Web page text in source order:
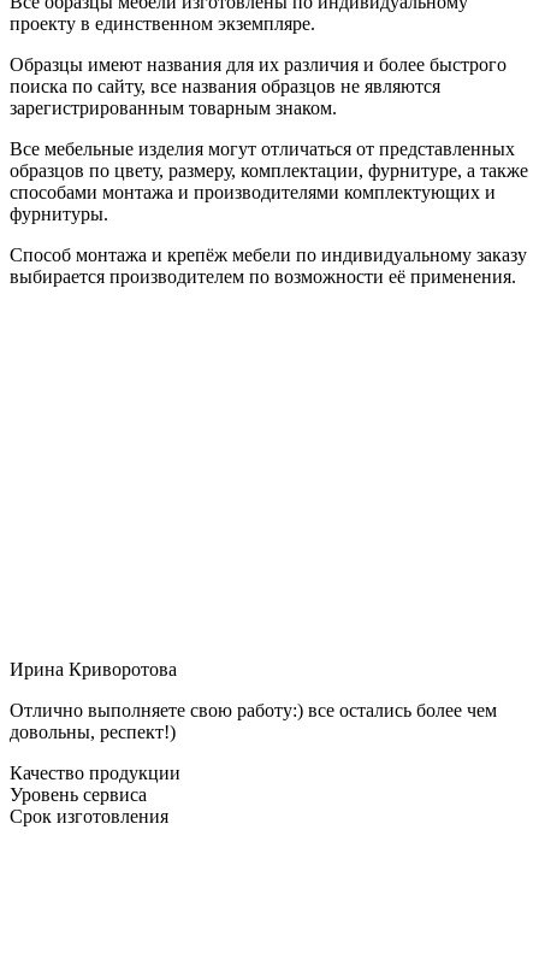
проекту в единственном экземпляре.
Образцы имеют названия для их различия и более быстрого
поиска по сайту, все названия образцов не являются
зарегистрированным товарным знаком.
Все мебельные изделия могут отличаться от представленных
образцов по цвету, размеру, комплектации, фурнитуре, а также
способами монтажа и производителями комплектующих и
фурнитуры.
Способ монтажа и крепёж мебели по индивидуальному заказу
выбирается производителем по возможности её применения.
Ирина Криворотова
Отлично выполняете свою работу:) все остались более чем
довольны, респект!)
Качество продукции
Уровень сервиса
Срок изготовления